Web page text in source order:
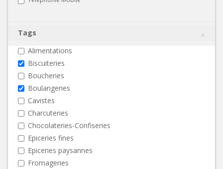
Tags
Alimentations
Biscuiteries
Boucheries
Boulangeries
Cavistes
Charcuteries
Chocolateries-Confiseries
Epiceries fines
Epiceries paysannes
Fromageries